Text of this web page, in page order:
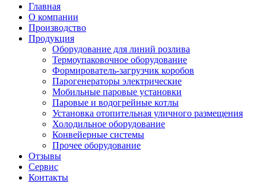
Главная
О компании
Производство
Продукция
Оборудование для линий розлива
Термоупаковочное оборудование
Формирователь-загрузчик коробов
Парогенераторы электрические
Мобильные паровые установки
Паровые и водогрейные котлы
Установка отопительная уличного размещения
Холодильное оборудование
Конвейерные системы
Прочее оборудование
Отзывы
Сервис
Контакты